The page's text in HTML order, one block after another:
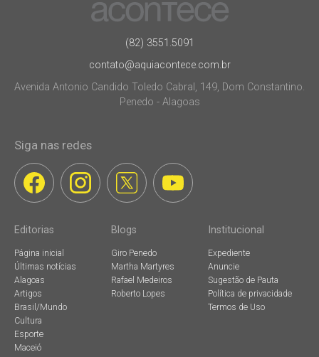
(82) 3551.5091
contato@aquiacontece.com.br
Avenida Antonio Candido Toledo Cabral, 149, Dom Constantino.
Penedo - Alagoas
Siga nas redes
Editorias
Página inicial
Últimas notícias
Alagoas
Artigos
Brasil/Mundo
Cultura
Esporte
Maceió
Blogs
Giro Penedo
Martha Martyres
Rafael Medeiros
Roberto Lopes
Institucional
Expediente
Anuncie
Sugestão de Pauta
Política de privacidade
Termos de Uso